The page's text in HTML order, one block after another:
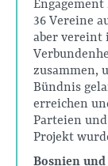
36 Vereine
aber vereint
zusammen,
Bündnis
erreichen
Parteien
Projekt
Bosnien